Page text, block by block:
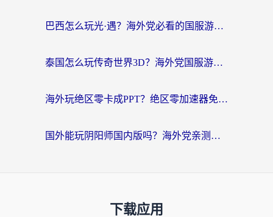
巴西怎么玩光·遇？海外党必看的国服游戏加速器选择指南（附3款热门游戏实测）
泰国怎么玩传奇世界3D？海外党国服游戏加速终极指南（附非洲欧洲热门游戏解决方案）
海外玩绝区零卡成PPT？绝区零加速器免费的推荐+实用技巧，附墨西哥玩谁是卧底美国玩和平精英攻略
国外能玩阴阳师国内版吗？海外党亲测有效的国服游戏加速指南
下载应用